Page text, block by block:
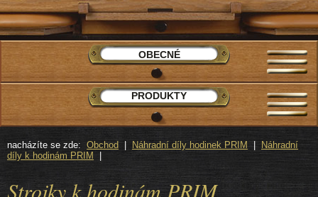
nacházíte se zde: Obchod Náhradní díly hodinek PRIM
Náhradní
díly k hodinám PRIM
Strojky k hodinám PRIM
OBECNÉ
PRODUKTY